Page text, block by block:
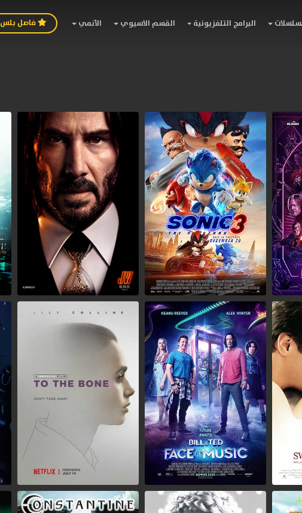
البرامج التلفزيونية القسم الاسيوي الأنمي فاصل بلس